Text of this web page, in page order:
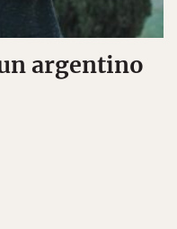
argentino